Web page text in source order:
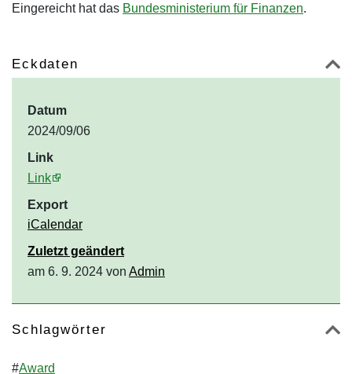
Eingereicht hat das Bundesministerium für Finanzen.
Eckdaten
Datum
2024/09/06
Link
Link
Export
iCalendar
Zuletzt geändert
am 6. 9. 2024 von Admin
Schlagwörter
#Award